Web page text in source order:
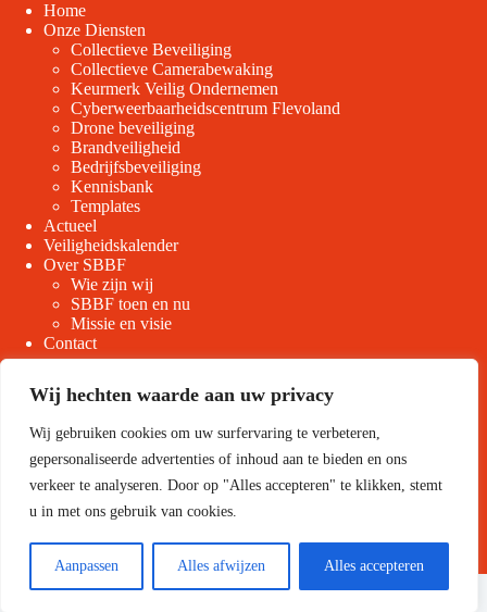
Wij hechten waarde aan uw privacy
Wij gebruiken cookies om uw surfervaring te verbeteren,
gepersonaliseerde advertenties of inhoud aan te bieden en ons
verkeer te analyseren. Door op "Alles accepteren" te klikken, stemt
u in met ons gebruik van cookies.
Aanpassen Alles afwijzen Alles accepteren
Home
Onze Diensten
Collectieve Beveiliging
Collectieve Camerabewaking
Keurmerk Veilig Ondernemen
Cyberweerbaarheidscentrum Flevoland
Drone beveiliging
Brandveiligheid
Bedrijfsbeveiliging
Kennisbank
Templates
Actueel
Veiligheidskalender
Over SBBF
Wie zijn wij
SBBF toen en nu
Missie en visie
Contact
Volg ons